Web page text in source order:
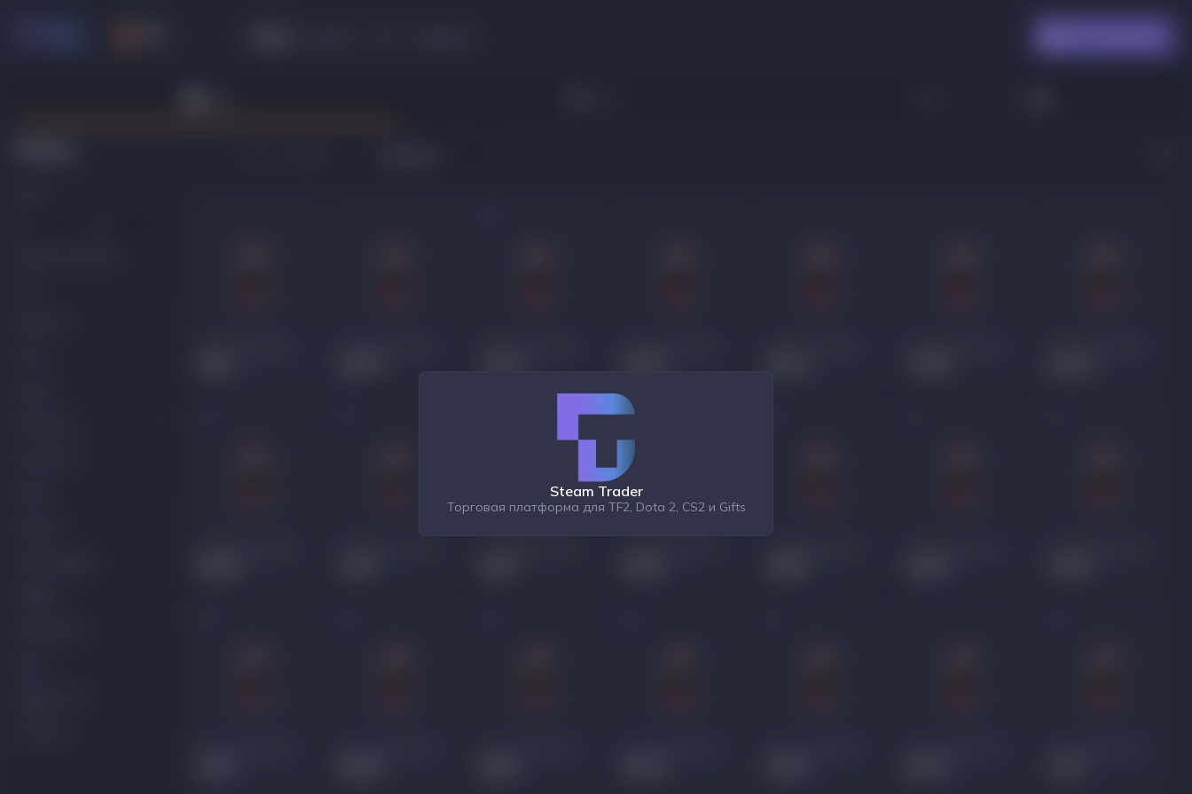
Steam Trader
Торговая платформа для TF2, Dota 2, CS2 и Gifts